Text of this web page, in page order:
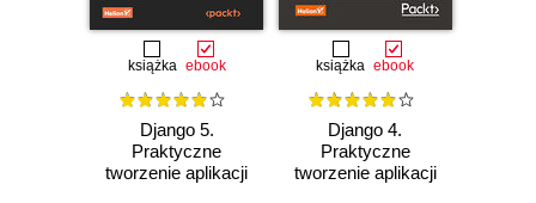
książka ebook
Django 5.
Praktyczne
tworzenie aplikacji
książka ebook
Django 4.
Praktyczne
tworzenie aplikacji